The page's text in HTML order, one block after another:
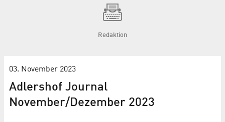
Redaktion
03. November 2023
Adlershof Journal
November/Dezember 2023